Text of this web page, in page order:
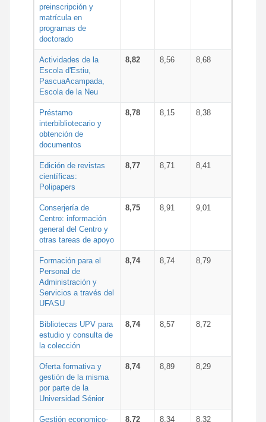
preinscripción y
matrícula en
programas de
doctorado
Actividades de la
Escola d'Estiu,
PascuaAcampada,
Escola de la Neu
8,82 8,56 8,68
Préstamo
interbibliotecario y
obtención de
documentos
8,78 8,15 8,38
Edición de revistas
científicas:
Polipapers
8,77 8,71 8,41
Conserjería de
Centro: información
general del Centro y
otras tareas de apoyo
8,75 8,91 9,01
Formación para el
Personal de
Administración y
Servicios a través del
UFASU
8,74 8,74 8,79
Bibliotecas UPV para
estudio y consulta de
la colección
8,74 8,57 8,72
Oferta formativa y
gestión de la misma
por parte de la
Universidad Sénior
8,74 8,89 8,29
Gestión economico- 8,72 8,34 8,32